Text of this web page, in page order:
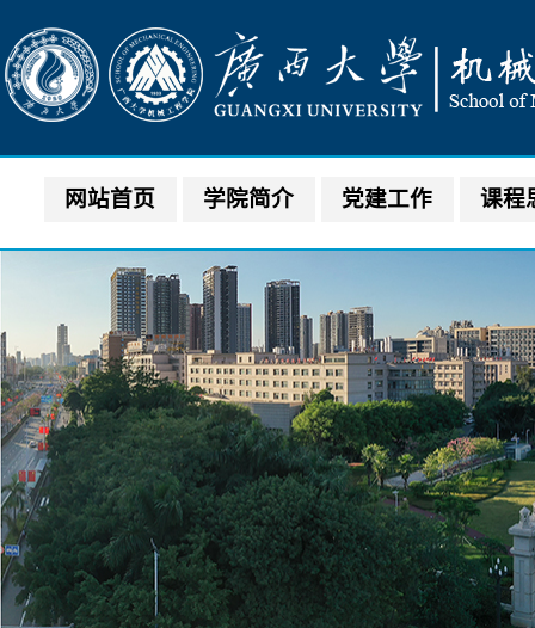
网站首页 学院简介 党建工作 课程